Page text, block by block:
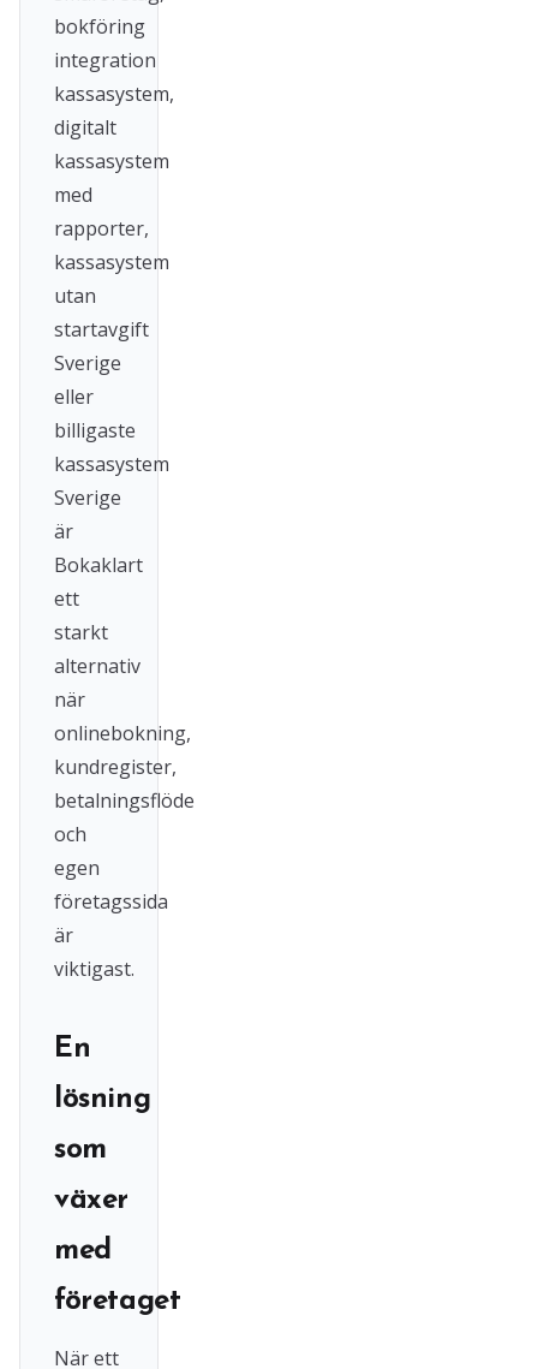
bokföring
integration
kassasystem,
digitalt
kassasystem
med
rapporter,
kassasystem
utan
startavgift
Sverige
eller
billigaste
kassasystem
Sverige
är
Bokaklart
ett
starkt
alternativ
när
onlinebokning,
kundregister,
betalningsflöde
och
egen
företagssida
är
viktigast.
En
lösning
som
växer
med
företaget
När ett